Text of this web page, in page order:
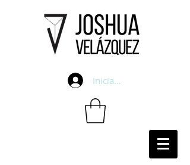
Iniciar sesión